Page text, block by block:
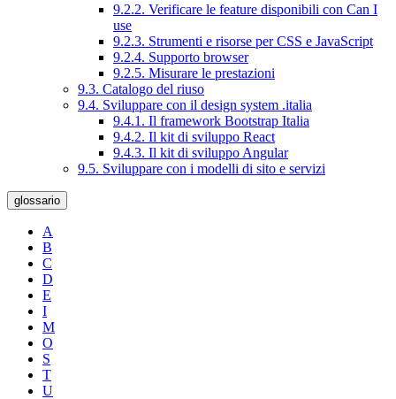
9.2.2. Verificare le feature disponibili con Can I
use
9.2.3. Strumenti e risorse per CSS e JavaScript
9.2.4. Supporto browser
9.2.5. Misurare le prestazioni
9.3. Catalogo del riuso
9.4. Sviluppare con il design system .italia
9.4.1. Il framework Bootstrap Italia
9.4.2. Il kit di sviluppo React
9.4.3. Il kit di sviluppo Angular
9.5. Sviluppare con i modelli di sito e servizi
glossario
A
B
C
D
E
I
M
O
S
T
U